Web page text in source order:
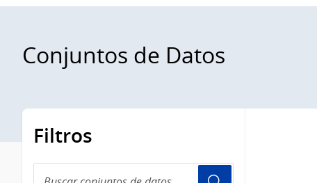
Conjuntos de Datos
Filtros